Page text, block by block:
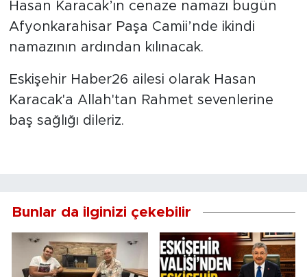
Hasan Karacak’ın cenaze namazı bugün
Afyonkarahisar Paşa Camii’nde ikindi
namazının ardından kılınacak.
Eskişehir Haber26 ailesi olarak Hasan
Karacak'a Allah'tan Rahmet sevenlerine
baş sağlığı dileriz.
Bunlar da ilginizi çekebilir